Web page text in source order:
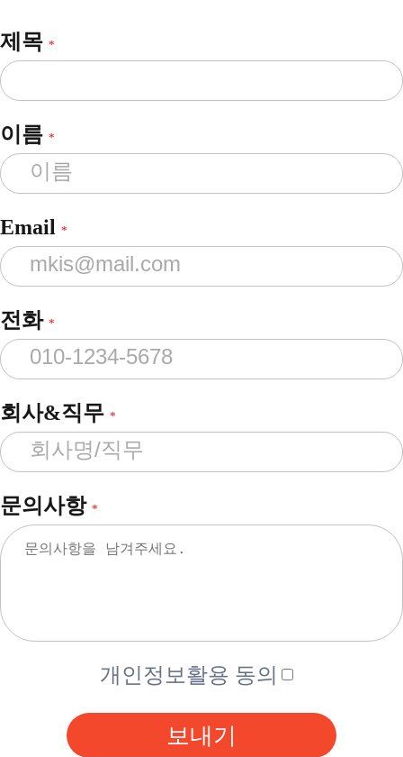
제목 *
이름 *
Email *
전화 *
회사&직무 *
문의사항 *
개인정보활용 동의
보내기